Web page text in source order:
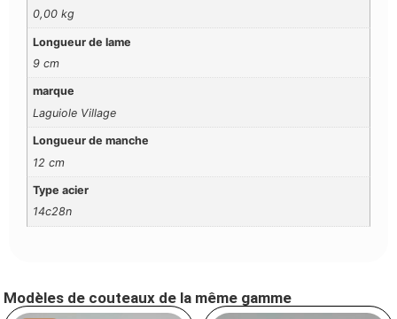
0,00 kg
Longueur de lame
9 cm
marque
Laguiole Village
Longueur de manche
12 cm
Type acier
14c28n
Modèles de couteaux de la même gamme